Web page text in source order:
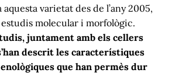
aquesta varietat des de l’any 2005,
molecular i morfològic.
juntament amb els cellers
descrit les característiques
que han permès dur